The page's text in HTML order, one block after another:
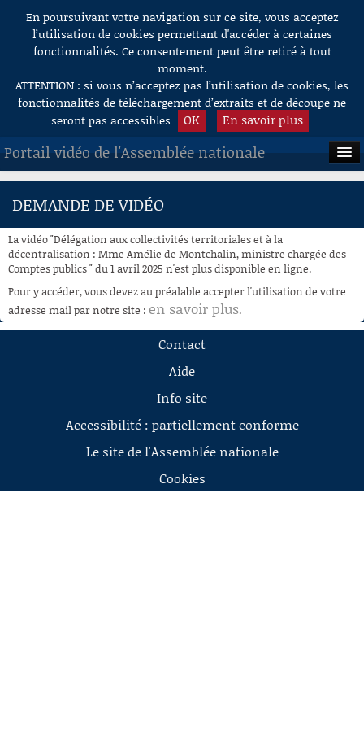
Aller au contenu
En poursuivant votre navigation sur ce site, vous acceptez
l’utilisation de cookies permettant d'accéder à certaines
fonctionnalités. Ce consentement peut être retiré à tout
moment.
ATTENTION : si vous n’acceptez pas l’utilisation de cookies, les
fonctionnalités de téléchargement d’extraits et de découpe ne
seront pas accessibles
OK En savoir plus
Portail vidéo de l'Assemblée nationale
ACCUEIL
À LA DEMANDE
RECHERCHE
AIDE À LA DÉCOUPE
DE VIDÉOS
DEMANDE DE VIDÉO
La vidéo "Délégation aux collectivités territoriales et à la
décentralisation : Mme Amélie de Montchalin, ministre chargée des
Comptes publics " du 1 avril 2025 n'est plus disponible en ligne.
Pour y accéder, vous devez au préalable accepter l'utilisation de votre
adresse mail par notre site : en savoir plus.
Contact
Aide
Info site
Accessibilité : partiellement conforme
Le site de l'Assemblée nationale
Cookies